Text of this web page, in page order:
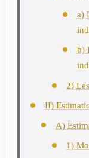
a)
b)
2)
II)
A)
1)